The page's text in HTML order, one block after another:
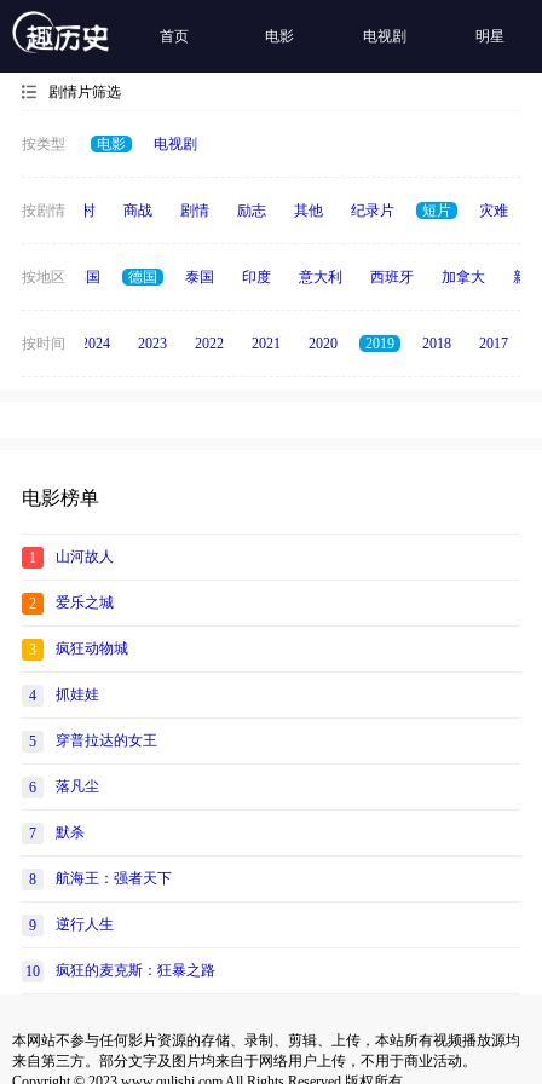
首页 电影 电视剧 明星
剧情片筛选
按类型 电影 电视剧
按剧情
历史 乡村 商战 剧情 励志 其他 纪录片 短片 灾难
按地区
日本 韩国 德国 泰国 印度 意大利 西班牙 加拿大 新
按时间
2025 2024 2023 2022 2021 2020 2019 2018 2017
电影榜单
1 山河故人
2 爱乐之城
3 疯狂动物城
4 抓娃娃
5 穿普拉达的女王
6 落凡尘
7 默杀
8 航海王：强者天下
9 逆行人生
10 疯狂的麦克斯：狂暴之路
本网站不参与任何影片资源的存储、录制、剪辑、上传，本站所有视频播放源均
来自第三方。部分文字及图片均来自于网络用户上传，不用于商业活动。